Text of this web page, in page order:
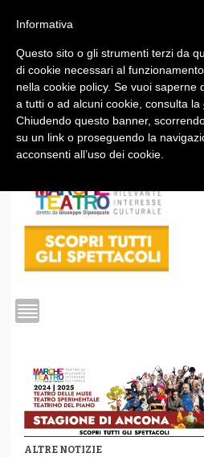
1
ALTRE NOTIZIE
Informativa
Questo sito o gli strumenti terzi da
di cookie necessari al
nella cookie policy. Se vuoi saperne
a tutti o ad alcuni cookie, consulta la
Chiudendo questo banner,
su un link o proseguendo la
acconsenti all’uso dei cookie.